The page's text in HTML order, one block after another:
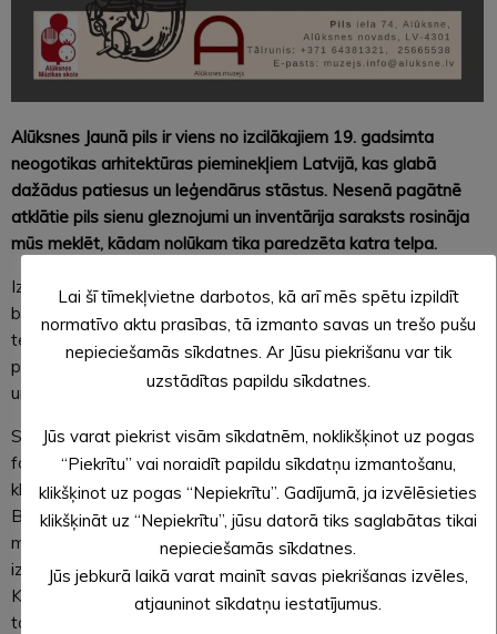
Alūksnes Jaunā pils ir viens no izcilākajiem 19. gadsimta
neogotikas arhitektūras pieminekļiem Latvijā, kas glabā
dažādus patiesus un leģendārus stāstus. Nesenā pagātnē
atklātie pils sienu gleznojumi un inventārija saraksts rosināja
mūs meklēt, kādam nolūkam tika paredzēta katra telpa.
Izrādās, ka Alūksnes Jaunajā pilī ir bijusi ērģeļu, balkona,
biljarda istaba, bibliotēka, svinību zāle un citas greznas
telpas, bet šajā Leģendu naktī, 26. oktobrī, vēlamies
pastāstīt par Fortepiano istabu, kurā bijis bagātīgs interjers
un notikuši izsmalcināti mūzikas vakari.
Savulaik Alūksnes Jaunajā pilī ir viesojies īpašnieka Arnolda
fon Fītinghofa jaunākais brālis Konrāds, kurš apguvis
klavierspēli pie slavenā klavieru skolotāja Oskara Raifa
Berlīnē. Jau bērnībā Konrāds kopā ar saviem brāļiem vecāku
muižā Mazsalacā (Salisburg) uz divām grandiozām klavierēm
izpildīja Bēthovena un Brāmsa simfonijas. Vēlākos gados
Konrāds muzicējis gan Šveices, gan Vācijas koncertzālēs,
taču, sava pārāk kautrīgā un pret stresu nenoturīgā rakstura
Lai šī tīmekļvietne darbotos, kā arī mēs spētu izpildīt
normatīvo aktu prasības, tā izmanto savas un trešo pušu
nepieciešamās sīkdatnes. Ar Jūsu piekrišanu var tik
uzstādītas papildu sīkdatnes.
Jūs varat piekrist visām sīkdatnēm, noklikšķinot uz pogas
“Piekrītu” vai noraidīt papildu sīkdatņu izmantošanu,
klikšķinot uz pogas “Nepiekrītu”. Gadījumā, ja izvēlēsieties
klikšķināt uz “Nepiekrītu”, jūsu datorā tiks saglabātas tikai
nepieciešamās sīkdatnes.
Jūs jebkurā laikā varat mainīt savas piekrišanas izvēles,
atjauninot sīkdatņu iestatījumus.